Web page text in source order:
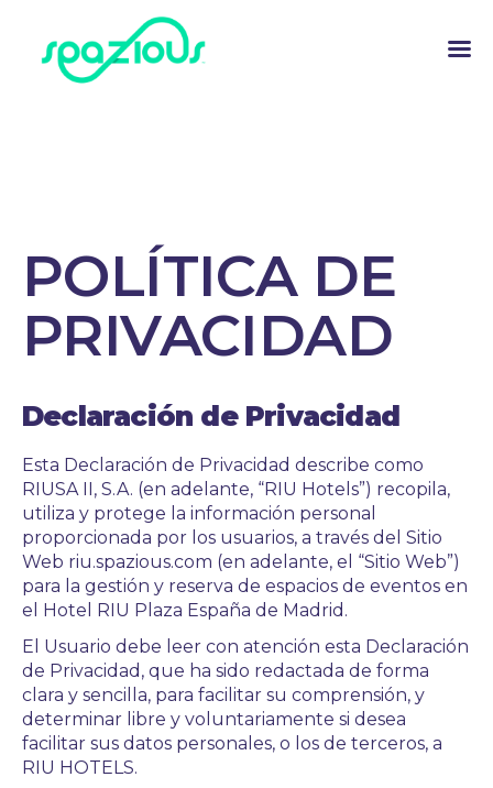
POLÍTICA DE
PRIVACIDAD
Declaración de Privacidad
Esta Declaración de Privacidad describe como
RIUSA II, S.A. (en adelante, “RIU Hotels”) recopila,
utiliza y protege la información personal
proporcionada por los usuarios, a través del Sitio
Web riu.spazious.com (en adelante, el “Sitio Web”)
para la gestión y reserva de espacios de eventos en
el Hotel RIU Plaza España de Madrid.
El Usuario debe leer con atención esta Declaración
de Privacidad, que ha sido redactada de forma
clara y sencilla, para facilitar su comprensión, y
determinar libre y voluntariamente si desea
facilitar sus datos personales, o los de terceros, a
RIU HOTELS.